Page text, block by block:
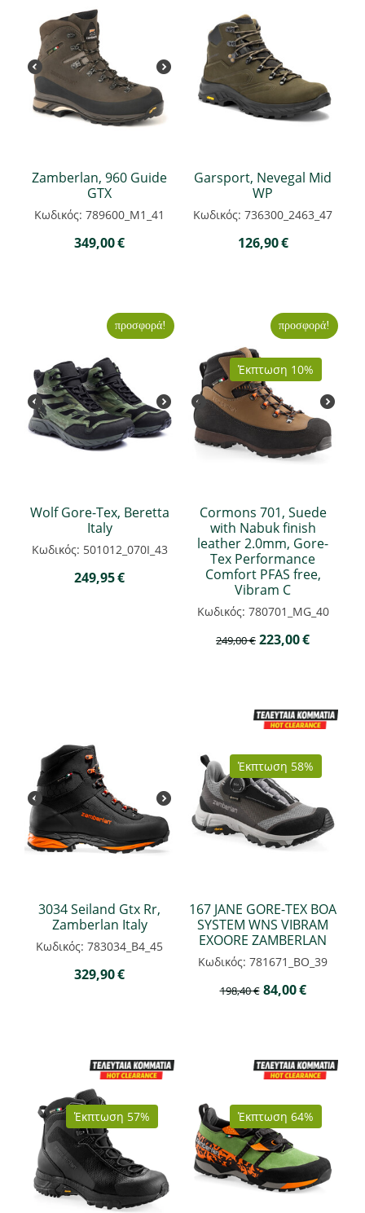
Zamberlan, 960 Guide
GTX
Κωδικός: 789600_M1_41
349,00€
Garsport, Nevegal Mid
WP
Κωδικός: 736300_2463_47
126,90€
προσφορά!
Wolf Gore-Tex, Beretta
Italy
Κωδικός: 501012_070I_43
249,95€
προσφορά!
Έκπτωση 10%
Cormons 701, Suede
with Nabuk finish
leather 2.0mm, Gore-
Tex Performance
Comfort PFAS free,
Vibram C
Κωδικός: 780701_MG_40
249,00€ 223,00€
3034 Seiland Gtx Rr,
Zamberlan Italy
Κωδικός: 783034_B4_45
329,90€
Έκπτωση 58%
167 JANE GORE-TEX BOA
SYSTEM WNS VIBRAM
EXOORE ZAMBERLAN
Κωδικός: 781671_BO_39
198,40€ 84,00€
Έκπτωση 57% Έκπτωση 64%